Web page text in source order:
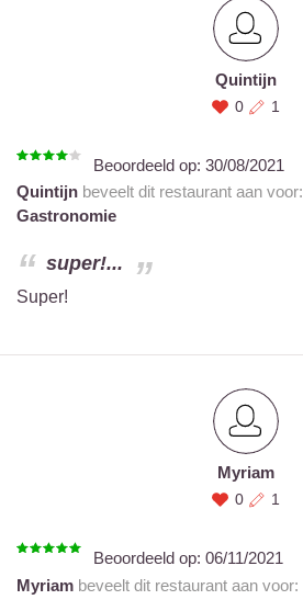
Quintijn
0 1
Beoordeeld op: 30/08/2021
Quintijn beveelt dit restaurant aan voor:
Gastronomie
super!...
Super!
Myriam
0 1
Beoordeeld op: 06/11/2021
Myriam beveelt dit restaurant aan voor: